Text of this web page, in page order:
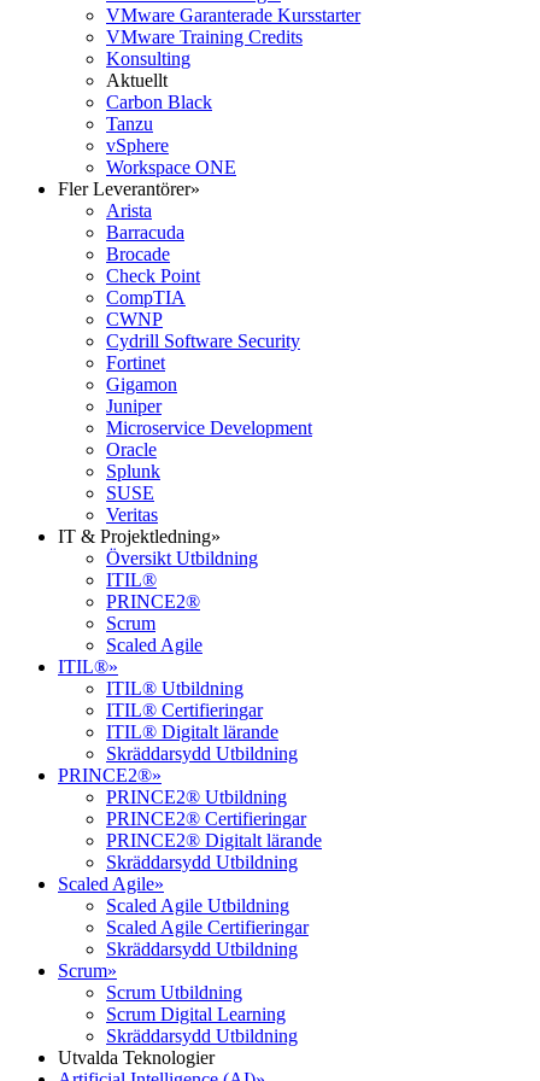
VMware Garanterade Kursstarter
VMware Training Credits
Konsulting
Aktuellt
Carbon Black
Tanzu
vSphere
Workspace ONE
Fler Leverantörer»
Arista
Barracuda
Brocade
Check Point
CompTIA
CWNP
Cydrill Software Security
Fortinet
Gigamon
Juniper
Microservice Development
Oracle
Splunk
SUSE
Veritas
IT & Projektledning»
Översikt Utbildning
ITIL®
PRINCE2®
Scrum
Scaled Agile
ITIL®»
ITIL® Utbildning
ITIL® Certifieringar
ITIL® Digitalt lärande
Skräddarsydd Utbildning
PRINCE2®»
PRINCE2® Utbildning
PRINCE2® Certifieringar
PRINCE2® Digitalt lärande
Skräddarsydd Utbildning
Scaled Agile»
Scaled Agile Utbildning
Scaled Agile Certifieringar
Skräddarsydd Utbildning
Scrum»
Scrum Utbildning
Scrum Digital Learning
Skräddarsydd Utbildning
Utvalda Teknologier